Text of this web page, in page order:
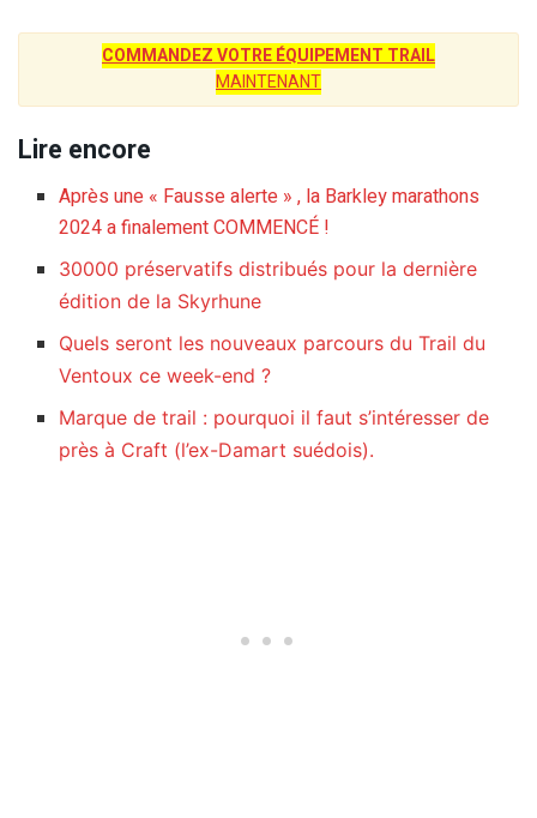
COMMANDEZ VOTRE ÉQUIPEMENT TRAIL
MAINTENANT
Lire encore
Après une « Fausse alerte » , la Barkley marathons
2024 a finalement COMMENCÉ !
30000 préservatifs distribués pour la dernière
édition de la Skyrhune
Quels seront les nouveaux parcours du Trail du
Ventoux ce week-end ?
Marque de trail : pourquoi il faut s’intéresser de
près à Craft (l’ex-Damart suédois).